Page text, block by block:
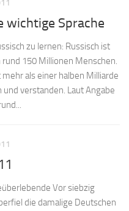
wichtige Sprache
zu lernen: Russisch ist
150 Millionen Menschen.
als einer halben Milliarde
verstanden. Laut Angabe
Vor siebzig
die damalige Deutschen